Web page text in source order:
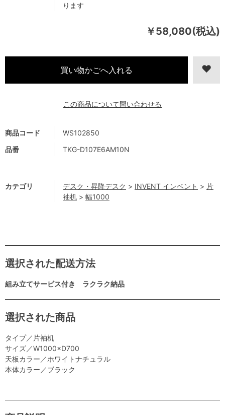
￥58,080(税込)
商品コード
WS102850
品番
TKG-D107E6AM10N
カテゴリ デスク・昇降デスク > INVENT インベント > 片
袖机 > 幅1000
ります
この商品について問い合わせる
選択された配送方法
組み立てサービス付き ラクラク納品
選択された商品
タイプ／片袖机
サイズ／W1000×D700
天板カラー／ホワイトナチュラル
本体カラー／ブラック